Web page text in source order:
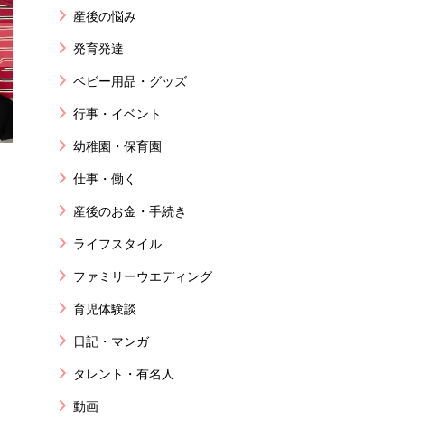
産後の悩み
発育発達
ベビー用品・グッズ
行事・イベント
幼稚園・保育園
仕事・働く
産後のお金・手続き
ライフスタイル
ファミリーウエディング
育児体験談
日記・マンガ
タレント・有名人
動画